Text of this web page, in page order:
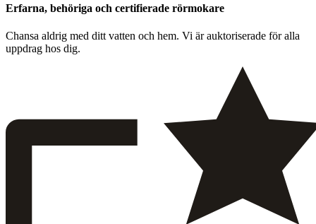
Erfarna, behöriga och certifierade rörmokare
Chansa aldrig med ditt vat­ten och hem. Vi är auk­toris­er­ade för alla
upp­drag hos dig.